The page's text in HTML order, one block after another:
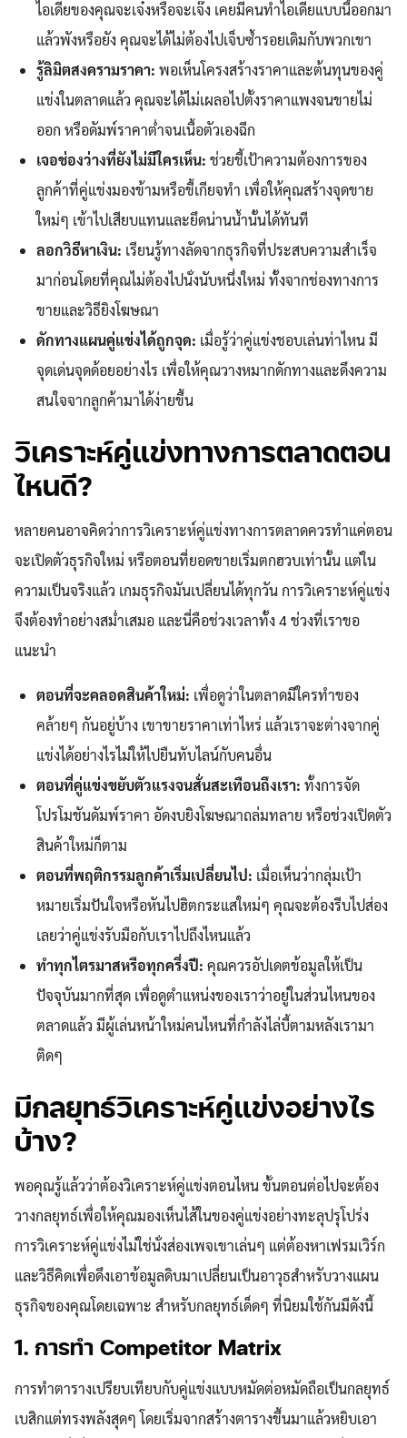
ไอเดียของคุณจะเจ๋งหรือจะเจ๊ง เคยมีคนทำไอเดียแบบนี้ออกมา
แล้วพังหรือยัง คุณจะได้ไม่ต้องไปเจ็บซ้ำรอยเดิมกับพวกเขา
รู้ลิมิตสงครามราคา: พอเห็นโครงสร้างราคาและต้นทุนของคู่
แข่งในตลาดแล้ว คุณจะได้ไม่เผลอไปตั้งราคาแพงจนขายไม่
ออก หรือดัมพ์ราคาต่ำจนเนื้อตัวเองฉีก
เจอช่องว่างที่ยังไม่มีใครเห็น: ช่วยชี้เป้าความต้องการของ
ลูกค้าที่คู่แข่งมองข้ามหรือขี้เกียจทำ เพื่อให้คุณสร้างจุดขาย
ใหม่ๆ เข้าไปเสียบแทนและยึดน่านน้ำนั้นได้ทันที
ลอกวิธีหาเงิน: เรียนรู้ทางลัดจากธุรกิจที่ประสบความสำเร็จ
มาก่อนโดยที่คุณไม่ต้องไปนั่งนับหนึ่งใหม่ ทั้งจากช่องทางการ
ขายและวิธียิงโฆษณา
ดักทางแผนคู่แข่งได้ถูกจุด: เมื่อรู้ว่าคู่แข่งชอบเล่นท่าไหน มี
จุดเด่นจุดด้อยอย่างไร เพื่อให้คุณวางหมากดักทางและดึงความ
สนใจจากลูกค้ามาได้ง่ายขึ้น
วิเคราะห์คู่แข่งทางการตลาดตอน
ไหนดี?
หลายคนอาจคิดว่าการวิเคราะห์คู่แข่งทางการตลาดควรทำแค่ตอน
จะเปิดตัวธุรกิจใหม่ หรือตอนที่ยอดขายเริ่มตกฮวบเท่านั้น แต่ใน
ความเป็นจริงแล้ว เกมธุรกิจมันเปลี่ยนได้ทุกวัน การวิเคราะห์คู่แข่ง
จึงต้องทำอย่างสม่ำเสมอ และนี่คือช่วงเวลาทั้ง 4 ช่วงที่เราขอ
แนะนำ
ตอนที่จะคลอดสินค้าใหม่: เพื่อดูว่าในตลาดมีใครทำของ
คล้ายๆ กันอยู่บ้าง เขาขายราคาเท่าไหร่ แล้วเราจะต่างจากคู่
แข่งได้อย่างไรไม่ให้ไปยืนทับไลน์กับคนอื่น
ตอนที่คู่แข่งขยับตัวแรงจนสั่นสะเทือนถึงเรา: ทั้งการจัด
โปรโมชันดัมพ์ราคา อัดงบยิงโฆษณาถล่มทลาย หรือช่วงเปิดตัว
สินค้าใหม่ก็ตาม
ตอนที่พฤติกรรมลูกค้าเริ่มเปลี่ยนไป: เมื่อเห็นว่ากลุ่มเป้า
หมายเริ่มปันใจหรือหันไปฮิตกระแสใหม่ๆ คุณจะต้องรีบไปส่อง
เลยว่าคู่แข่งรับมือกับเราไปถึงไหนแล้ว
ทำทุกไตรมาสหรือทุกครึ่งปี: คุณควรอัปเดตข้อมูลให้เป็น
ปัจจุบันมากที่สุด เพื่อดูตำแหน่งของเราว่าอยู่ในส่วนไหนของ
ตลาดแล้ว มีผู้เล่นหน้าใหม่คนไหนที่กำลังไล่บี้ตามหลังเรามา
ติดๆ
มีกลยุทธ์วิเคราะห์คู่แข่งอย่างไร
บ้าง?
พอคุณรู้แล้วว่าต้องวิเคราะห์คู่แข่งตอนไหน ขั้นตอนต่อไปจะต้อง
วางกลยุทธ์เพื่อให้คุณมองเห็นไส้ในของคู่แข่งอย่างทะลุปรุโปร่ง
การวิเคราะห์คู่แข่งไม่ใช่นั่งส่องเพจเขาเล่นๆ แต่ต้องหาเฟรมเวิร์ก
และวิธีคิดเพื่อดึงเอาข้อมูลดิบมาเปลี่ยนเป็นอาวุธสำหรับวางแผน
ธุรกิจของคุณโดยเฉพาะ สำหรับกลยุทธ์เด็ดๆ ที่นิยมใช้กันมีดังนี้
1. การทำ Competitor Matrix
การทำตารางเปรียบเทียบกับคู่แข่งแบบหมัดต่อหมัดถือเป็นกลยุทธ์
เบสิกแต่ทรงพลังสุดๆ โดยเริ่มจากสร้างตารางขึ้นมาแล้วหยิบเอา